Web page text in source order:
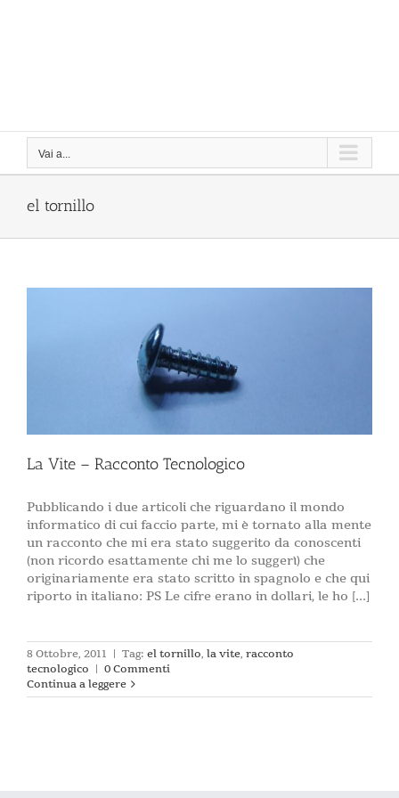
Vai a...
el tornillo
La Vite – Racconto Tecnologico
Pubblicando i due articoli che riguardano il mondo
informatico di cui faccio parte, mi è tornato alla mente
un racconto che mi era stato suggerito da conoscenti
(non ricordo esattamente chi me lo suggerì) che
originariamente era stato scritto in spagnolo e che qui
riporto in italiano: PS Le cifre erano in dollari, le ho [...]
8 Ottobre, 2011 | Tag: el tornillo, la vite, racconto
tecnologico | 0 Commenti
Continua a leggere